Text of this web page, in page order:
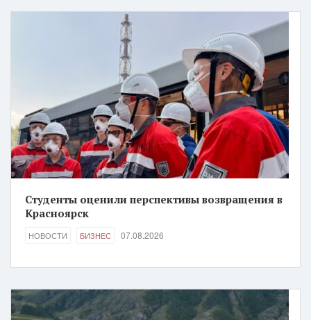
Студенты оценили перспективы возвращения в
Красноярск
НОВОСТИ БИЗНЕС 07.08.2026